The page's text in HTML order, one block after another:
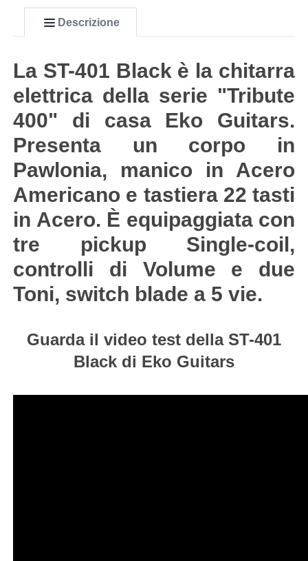
Descrizione
La ST-401 Black è la chitarra
elettrica della serie "Tribute
400" di casa Eko Guitars.
Presenta un corpo in
Pawlonia, manico in Acero
Americano e tastiera 22 tasti
in Acero. È equipaggiata con
tre pickup Single-coil,
controlli di Volume e due
Toni, switch blade a 5 vie.
Guarda il video test della ST-401
Black di Eko Guitars